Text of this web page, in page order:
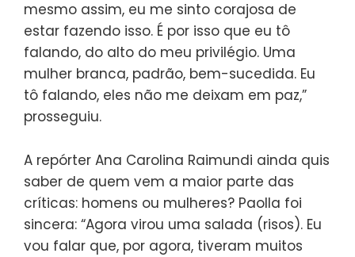
mesmo assim, eu me sinto corajosa de
estar fazendo isso. É por isso que eu tô
falando, do alto do meu privilégio. Uma
mulher branca, padrão, bem-sucedida. Eu
tô falando, eles não me deixam em paz,”
prosseguiu.
A repórter Ana Carolina Raimundi ainda quis
saber de quem vem a maior parte das
críticas: homens ou mulheres? Paolla foi
sincera: “Agora virou uma salada (risos). Eu
vou falar que, por agora, tiveram muitos